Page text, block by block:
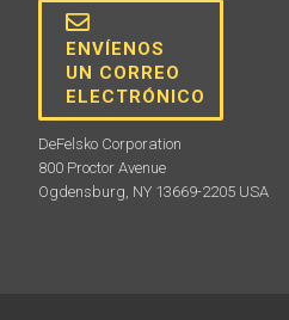
ENVÍENOS
UN CORREO
ELECTRÓNICO
DeFelsko Corporation
800 Proctor Avenue
Ogdensburg, NY 13669-2205 USA